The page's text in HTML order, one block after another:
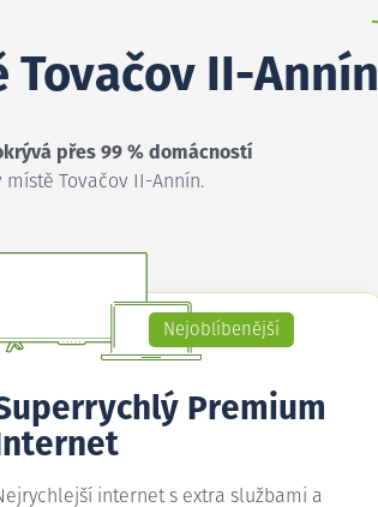
II-Annín
přes 99 % domácností
Tovačov II-Annín.
Nejoblíbenější
Premium
Internet
internet s extra službami a